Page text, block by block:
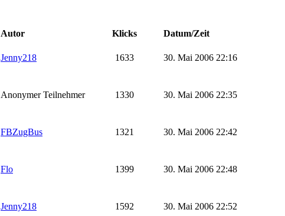
Autor Klicks Datum/Zeit
Jenny218 1633 30. Mai 2006 22:16
Anonymer Teilnehmer 1330 30. Mai 2006 22:35
FBZugBus 1321 30. Mai 2006 22:42
Flo 1399 30. Mai 2006 22:48
Jenny218 1592 30. Mai 2006 22:52